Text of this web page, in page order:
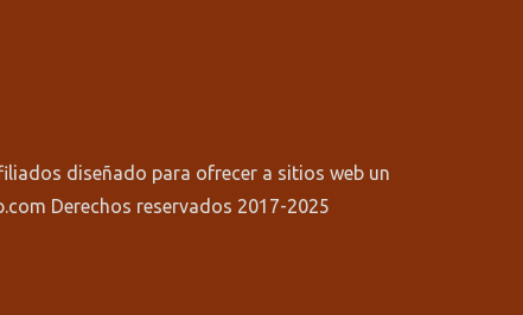
diseñado para ofrecer a sitios web un
Derechos reservados 2017-2025